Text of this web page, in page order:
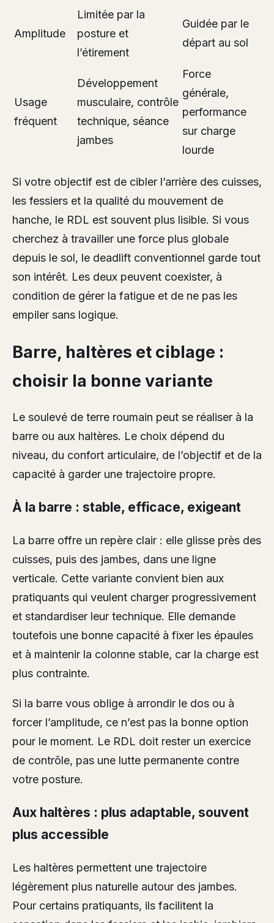
Amplitude
Limitée par la
posture et
l’étirement
Guidée par le
départ au sol
Usage
fréquent
Développement
musculaire, contrôle
technique, séance
jambes
Force
générale,
performance
sur charge
lourde
Si votre objectif est de cibler l’arrière des cuisses,
les fessiers et la qualité du mouvement de
hanche, le RDL est souvent plus lisible. Si vous
cherchez à travailler une force plus globale
depuis le sol, le deadlift conventionnel garde tout
son intérêt. Les deux peuvent coexister, à
condition de gérer la fatigue et de ne pas les
empiler sans logique.
Barre, haltères et ciblage :
choisir la bonne variante
Le soulevé de terre roumain peut se réaliser à la
barre ou aux haltères. Le choix dépend du
niveau, du confort articulaire, de l’objectif et de la
capacité à garder une trajectoire propre.
À la barre : stable, efficace, exigeant
La barre offre un repère clair : elle glisse près des
cuisses, puis des jambes, dans une ligne
verticale. Cette variante convient bien aux
pratiquants qui veulent charger progressivement
et standardiser leur technique. Elle demande
toutefois une bonne capacité à fixer les épaules
et à maintenir la colonne stable, car la charge est
plus contrainte.
Si la barre vous oblige à arrondir le dos ou à
forcer l’amplitude, ce n’est pas la bonne option
pour le moment. Le RDL doit rester un exercice
de contrôle, pas une lutte permanente contre
votre posture.
Aux haltères : plus adaptable, souvent
plus accessible
Les haltères permettent une trajectoire
légèrement plus naturelle autour des jambes.
Pour certains pratiquants, ils facilitent la